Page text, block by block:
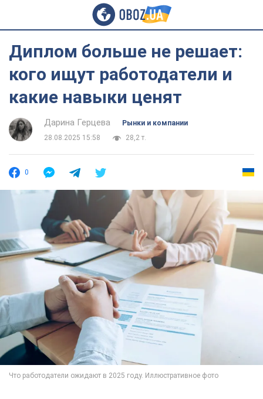
Диплом больше не решает:
кого ищут работодатели и
какие навыки ценят
Дарина Герцева
Рынки и компании
28.08.2025 15:58
28,2 т.
0